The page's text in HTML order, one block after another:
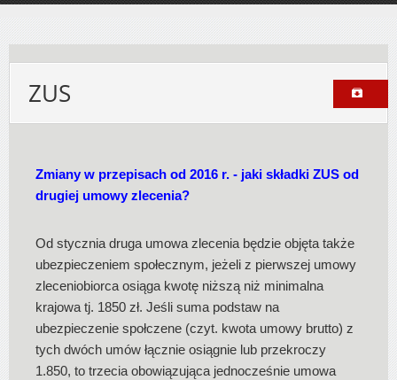
ZUS
Zmiany w przepisach od 2016 r. - jaki składki ZUS od
drugiej umowy zlecenia?
Od stycznia druga umowa zlecenia będzie objęta także
ubezpieczeniem społecznym, jeżeli z pierwszej umowy
zleceniobiorca osiąga kwotę niższą niż minimalna
krajowa tj. 1850 zł. Jeśli suma podstaw na
ubezpieczenie społczene (czyt. kwota umowy brutto) z
tych dwóch umów łącznie osiągnie lub przekroczy
1.850, to trzecia obowiązująca jednocześnie umowa